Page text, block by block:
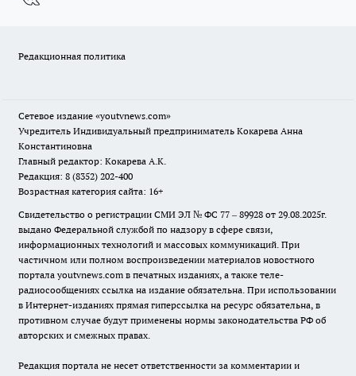
Редакционная политика
Сетевое издание «youtvnews.com»
Учредитель Индивидуальный предприниматель Кокарева Анна
Константиновна
Главный редактор: Кокарева А.К.
Редакция: 8 (8352) 202-400
Возрастная категория сайта: 16+
Свидетельство о регистрации СМИ ЭЛ № ФС 77 – 89928 от 29.08.2025г.
выдано Федеральной службой по надзору в сфере связи,
информационных технологий и массовых коммуникаций. При
частичном или полном воспроизведении материалов новостного
портала youtvnews.com в печатных изданиях, а также теле-
радиосообщениях ссылка на издание обязательна. При использовании
в Интернет-изданиях прямая гиперссылка на ресурс обязательна, в
противном случае будут применены нормы законодательства РФ об
авторских и смежных правах.
Редакция портала не несет ответственности за комментарии и